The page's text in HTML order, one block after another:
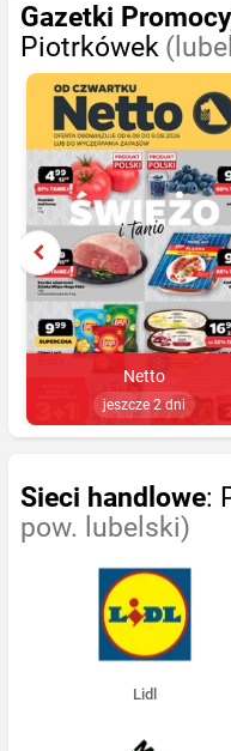
Gazetki
Piotrkówek
Netto
jeszcze 2 dni
Sieci handlowe:
pow. lubelski)
Lidl